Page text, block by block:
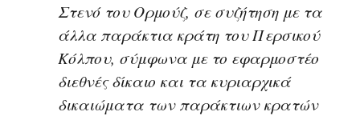
Στενό του Ορμούζ, σε συζήτηση με τα
άλλα παράκτια κράτη του Περσικού
Κόλπου, σύμφωνα με το εφαρμοστέο
διεθνές δίκαιο και τα κυριαρχικά
δικαιώματα των παράκτιων κρατών